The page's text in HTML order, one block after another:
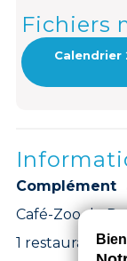
Fichiers
Calendrier
Complément
Café-Zoo de
1 restaurant Le